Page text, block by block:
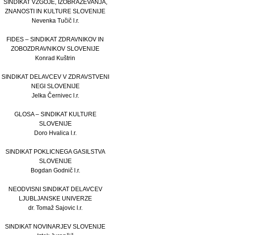
SINDIKAT VZGOJE, IZOBRAŽEVANJA,
ZNANOSTI IN KULTURE SLOVENIJE
Nevenka Tučič l.r.
FIDES – SINDIKAT ZDRAVNIKOV IN
ZOBOZDRAVNIKOV SLOVENIJE
Konrad Kuštrin
SINDIKAT DELAVCEV V ZDRAVSTVENI
NEGI SLOVENIJE
Jelka Černivec l.r.
GLOSA – SINDIKAT KULTURE
SLOVENIJE
Doro Hvalica l.r.
SINDIKAT POKLICNEGA GASILSTVA
SLOVENIJE
Bogdan Godnič l.r.
NEODVISNI SINDIKAT DELAVCEV
LJUBLJANSKE UNIVERZE
dr. Tomaž Sajovic l.r.
SINDIKAT NOVINARJEV SLOVENIJE